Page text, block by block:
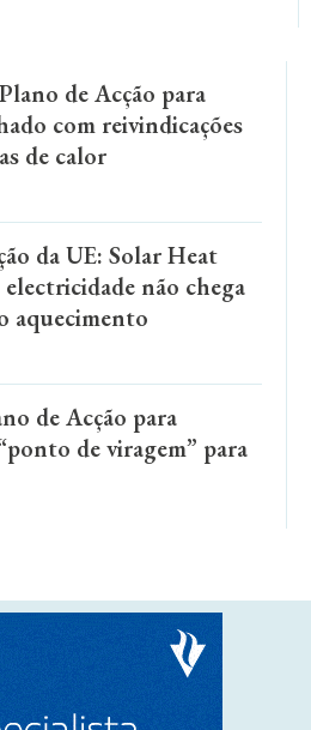
de Acção para
com reivindicações
de calor
da UE: Solar Heat
não chega
aquecimento
de Acção para
de viragem” para